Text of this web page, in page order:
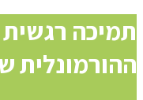
תמיכה
ההורמונלית